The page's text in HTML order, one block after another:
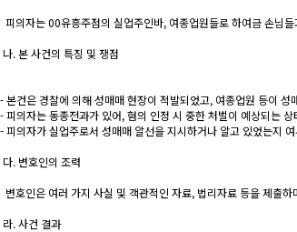
피의자는 00유흥주점의 실업주인바, 여종업원들로 하여금 손님
나. 본 사건의 특징 및 쟁점
- 본건은 경찰에 의해 성매매 현장이 적발되었고, 여종업원 등이
- 피의자는 동종전과가 있어, 혐의 인정 시 중한 처벌이 예상되는 상
- 피의자가 실업주로서 성매매 알선을 지시하거나 알고 있었는지
다. 변호인의 조력
변호인은 여러 가지 사실 및 객관적인 자료, 법리자료 등을 제출
라. 사건 결과